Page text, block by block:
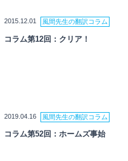
2015.12.01 風間先生の翻訳コラム
コラム第12回：クリア！
2019.04.16 風間先生の翻訳コラム
コラム第52回：ホームズ事始